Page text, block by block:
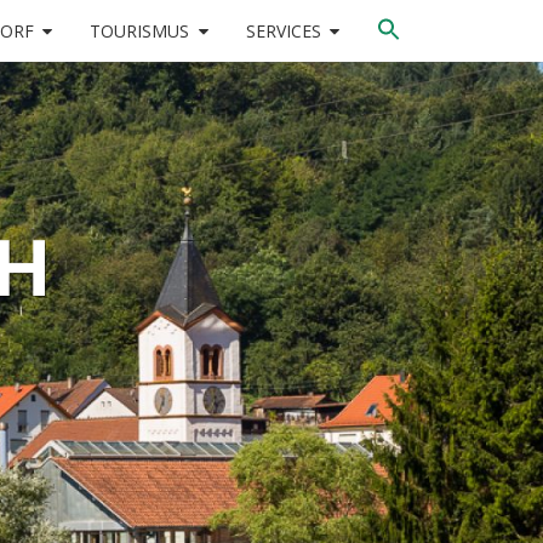
TOURISMUS SERVICES